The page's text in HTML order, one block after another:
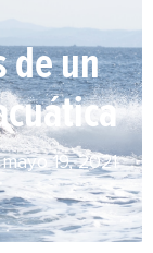
de un
mayo 19, 2021